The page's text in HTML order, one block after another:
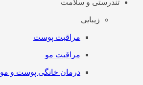
تندرستی و سلامت
زیبایی
مراقبت پوست
مراقبت مو
درمان خانگی پوست و مو